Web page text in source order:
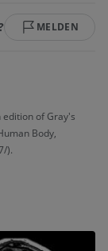
MELDEN
of Gray's
Body,
).